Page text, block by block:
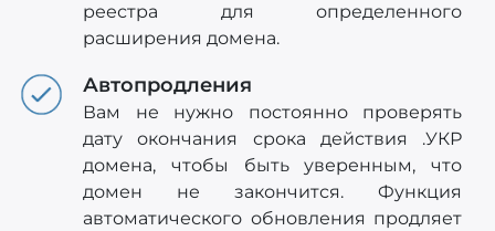
реестра для определенного
расширения домена.
Автопродления
Вам не нужно постоянно проверять
дату окончания срока действия .УКР
домена, чтобы быть уверенным, что
домен не закончится. Функция
автоматического обновления продляет